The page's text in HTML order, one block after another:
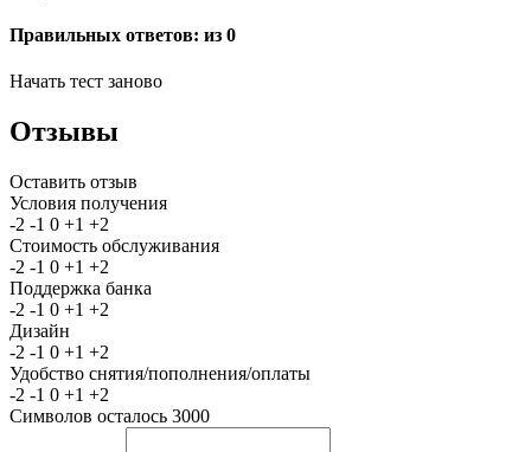
Правильных ответов: из 0
Начать тест заново
Отзывы
Оставить отзыв
Условия получения
-2 -1 0 +1 +2
Стоимость обслуживания
-2 -1 0 +1 +2
Поддержка банка
-2 -1 0 +1 +2
Дизайн
-2 -1 0 +1 +2
Удобство снятия/пополнения/оплаты
-2 -1 0 +1 +2
Символов осталось 3000